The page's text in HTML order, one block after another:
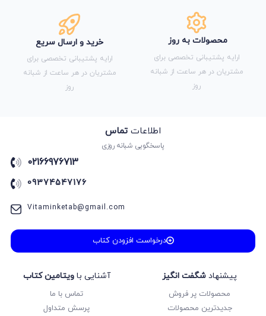
محصولات به روز
ارایه پشتیبانی تخصصی برای
مشتریان در هر ساعت از شبانه
روز
خرید و ارسال سریع
ارایه پشتیبانی تخصصی برای
مشتریان در هر ساعت از شبانه
روز
پیشنهاد شگفت انگیز
محصولات پر فروش
جدیدترین محصولات
آشنایی باویتامین کتاب
تماس با ما
پرسش متداول
اطلاعات تماس
پاسخگویی شبانه روزی
02166976713
09374547176
Vitaminketab@gmail.com
درخواست افزودن کتاب